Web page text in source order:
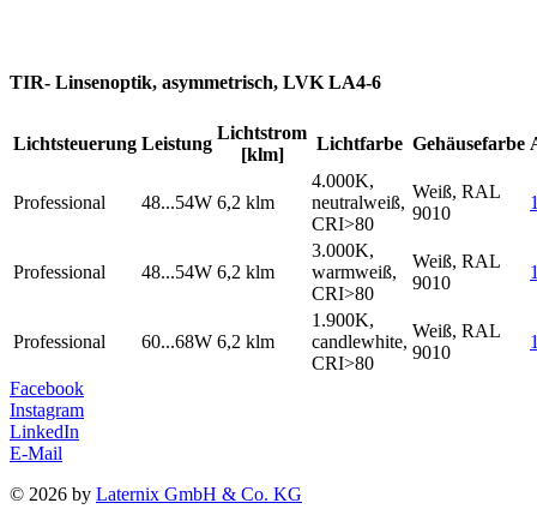
TIR- Linsenoptik, asymmetrisch, LVK LA4-6
Lichtsteuerung Leistung
Lichtstrom
[klm]
Lichtfarbe Gehäusefarbe
Professional 48...54W 6,2 klm
4.000K,
neutralweiß,
CRI>80
Weiß, RAL
9010
Professional 48...54W 6,2 klm
3.000K,
warmweiß,
CRI>80
Weiß, RAL
9010
Professional 60...68W 6,2 klm
1.900K,
candlewhite,
CRI>80
Weiß, RAL
9010
Facebook
Instagram
LinkedIn
E-Mail
© 2026 by Laternix GmbH & Co. KG